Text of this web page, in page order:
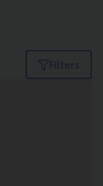
Filters